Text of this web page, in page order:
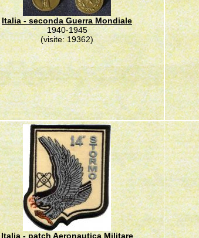
Italia - seconda Guerra Mondiale
1940-1945
(visite: 19362)
Italia - patch Aeronautica Militare